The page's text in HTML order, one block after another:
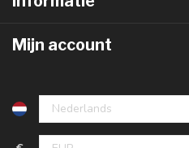
Mijn account